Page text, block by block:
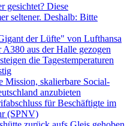
gesichtet? Diese
seltener. Deshalb: Bitte
der Lüfte" von Lufthansa
aus der Halle gezogen
die Tagestemperaturen
Mission, skalierbare Social-
anzubieten
für Beschäftigte im
(SPNV)